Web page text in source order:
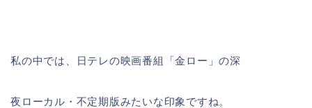
私の中では、日テレの映画番組「金ロー」の深
夜ローカル・不定期版みたいな印象ですね。